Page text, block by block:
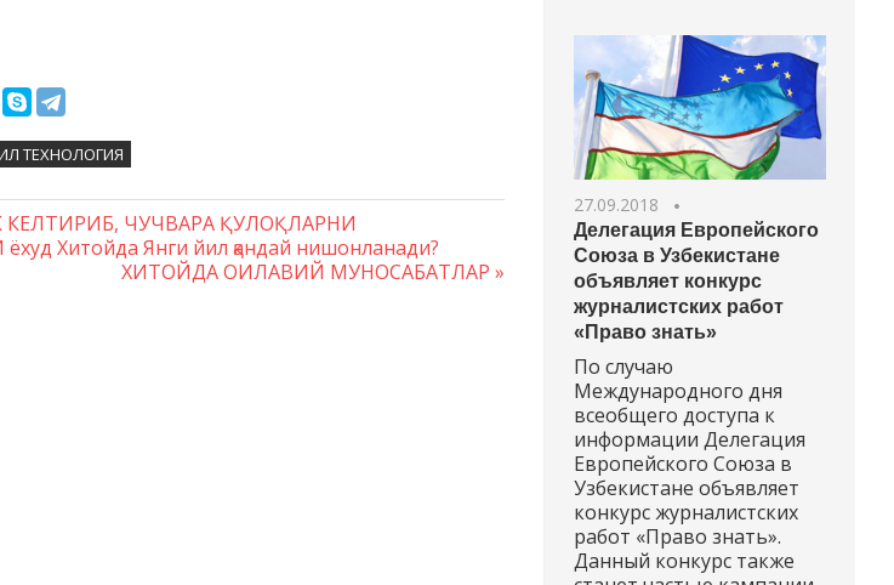
ТЕХНОЛОГИЯ
ЧУЧВАРА ҚУЛОҚЛАРНИ
Хитойда Янги йил қандай нишонланади?
Следующая
ХИТОЙДА ОИЛАВИЙ МУНОСАБАТЛАР
27.09.2018
Делегация Европейского
Союза в Узбекистане
объявляет конкурс
журналистских работ
«Право знать»
По случаю
Международного дня
всеобщего доступа к
информации Делегация
Европейского Союза в
Узбекистане объявляет
конкурс журналистских
работ «Право знать».
Данный конкурс также